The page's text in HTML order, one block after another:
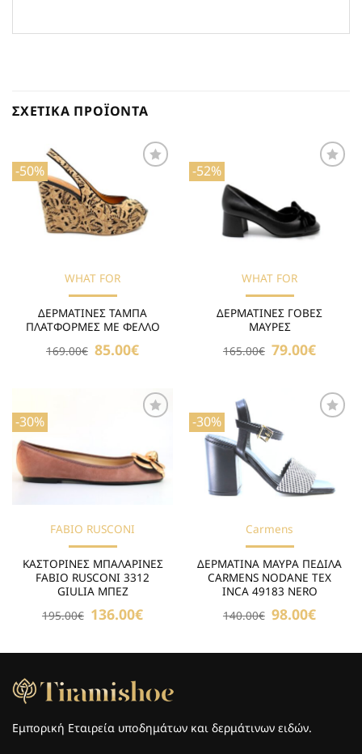
ΣΧΕΤΙΚΆ ΠΡΟΪΌΝΤΑ
-50%
Επιθυμιών
WHAT FOR
ΔΕΡΜΑΤΙΝΕΣ ΤΑΜΠΑ
ΠΛΑΤΦΟΡΜΕΣ ΜΕ ΦΕΛΛΟ
169.00€ Original
price
85.00€Η
τρέχουσα
85.00€.
-52%
Επιθυμιών
WHAT FOR
ΔΕΡΜΑΤΙΝΕΣ ΓΟΒΕΣ
ΜΑΥΡΕΣ
165.00€ Original
price
79.00€Η
79.00€.
-30%
Επιθυμιών
FABIO RUSCONI
ΚΑΣΤΟΡΙΝΕΣ ΜΠΑΛΑΡΙΝΕΣ
FABIO RUSCONI 3312
GIULIA ΜΠΕΖ
195.00€ Original
price
136.00€Η
τρέχουσα
136.00€.
-30%
Carmens
ΔΕΡΜΑΤΙΝΑ ΜΑΥΡΑ ΠΕΔΙΛΑ
CARMENS NODANE TEX
INCA 49183 NERO
140.00€ Original
price
98.00€Η
98.00€.
Εμπορική Εταιρεία υποδημάτων και δερμάτινων ειδών.